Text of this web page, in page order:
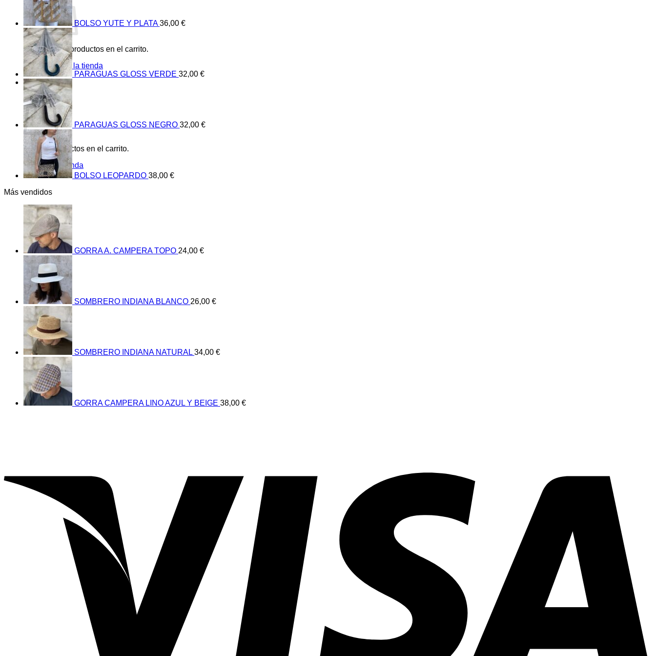
No hay productos en el carrito.
Volver a la tienda
0
Carrito
No hay productos en el carrito.
Volver a la tienda
BOLSO YUTE Y PLATA 36,00 €
PARAGUAS GLOSS VERDE 32,00 €
PARAGUAS GLOSS NEGRO 32,00 €
BOLSO LEOPARDO 38,00 €
Más vendidos
GORRA A. CAMPERA TOPO 24,00 €
SOMBRERO INDIANA BLANCO 26,00 €
SOMBRERO INDIANA NATURAL 34,00 €
GORRA CAMPERA LINO AZUL Y BEIGE 38,00 €